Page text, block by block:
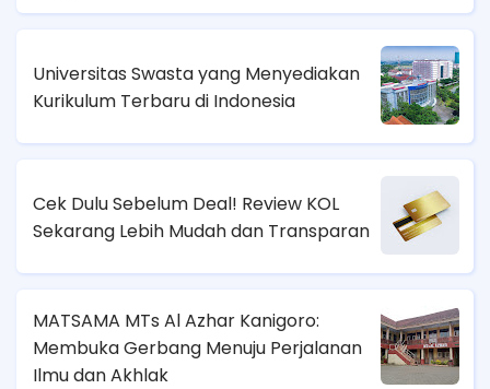
Universitas Swasta yang Menyediakan
Kurikulum Terbaru di Indonesia
Cek Dulu Sebelum Deal! Review KOL
Sekarang Lebih Mudah dan Transparan
MATSAMA MTs Al Azhar Kanigoro:
Membuka Gerbang Menuju Perjalanan
Ilmu dan Akhlak